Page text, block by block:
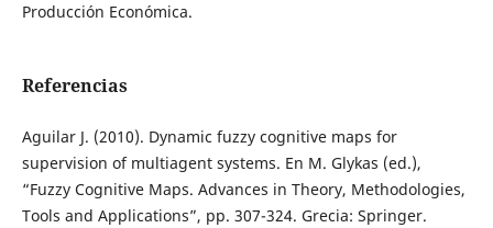
Producción Económica.
Referencias
Aguilar J. (2010). Dynamic fuzzy cognitive maps for
supervision of multiagent systems. En M. Glykas (ed.),
“Fuzzy Cognitive Maps. Advances in Theory, Methodologies,
Tools and Applications”, pp. 307-324. Grecia: Springer.